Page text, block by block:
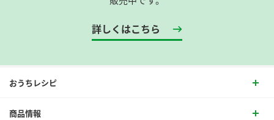
詳しくはこちら
おうちレシピ
商品情報